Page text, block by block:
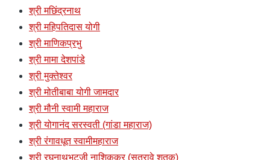
श्री मछिंद्रनाथ
श्री महिपतिदास योगी
श्री माणिकप्रभु
श्री मामा देशपांडे
श्री मुक्तेश्वर
श्री मोतीबाबा योगी जामदार
श्री मौनी स्वामी महाराज
श्री योगानंद सरस्वती (गांडा महाराज)
श्री रंगावधूत स्वामीमहाराज
श्री रघुनाथभटजी नाशिककर (सतरावे शतक)